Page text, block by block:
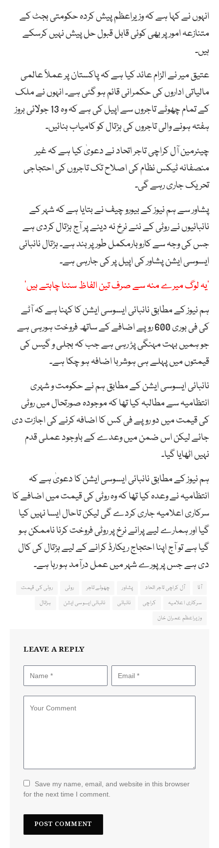
انہوں نے کہا ہے کہ وزیراعظم پیش کردہ حکومتی بجٹ کے
متنازعہ امور پر بھی کوئی قابل قبول حل پیش نہیں کرسکے
ہیں۔
عتیق میر نے الزام عائد کیا ہے کہ پاکستان پر عملاً عالمی
مالیاتی اداروں کی حکمرانی قائم ہو گئی ہے۔ انہوں نے ملک
کے تمام چھوٹے تاجروں سے اپیل کی ہے کہ وہ 13 جولائی بروز
ہفتہ ہونے والی تاجروں کی ہڑتال کو کامیاب بنائیں۔
چیئرمین آل کراچی تاجر اتحاد نے دعویٰ کیا ہے کہ غیر
منصفانہ ٹیکس نظام کی اصلاح تک تاجروں کی احتجاجی
تحریک جاری رہے گی۔
پشاور سے ہم نیوز کے بیورو چیف نے بتایا ہے کہ شہر کے
نانبائیوں نے روٹی کے نئے نرخ نہ دینے پر آج ہڑتال کردی ہے
جس کی وجہ سے کاروبارمکمل طور پر بند ہے۔ ہڑتال نانبائی
ایسوسی ایشن پشاور کی اپیل پر کی جارہی ہے۔
’یہ لوگ میرے منہ سے صرف تین الفاظ سننا چاہتے ہیں‘
ہم نیوز کے مطابق نانبائی ایسوسی ایشن کا کہنا ہے کہ آٹے
کی فی بوری 600 روپے اضافے کے ساتھ فروخت ہورہی ہے
جو ہمیں بہت مہنگی پڑ رہی ہے جب کہ بجلی و گیس کی
قیمتوں میں پہلے ہی ہوشربا اضافہ ہو چکا ہے۔
نانبائی ایسوسی ایشن کے مطابق ہم نے حکومت و شہری
انتظامیہ سے مطالبہ کیا تھا کہ موجودہ صورتحال میں روٹی
کی قیمت میں دو روپے فی کس کا اضافہ کرنے کی اجازت دی
جائے لیکن اس ضمن میں وعدے کے باوجود عملی قدم
نہیں اٹھایا گیا۔
ہم نیوز کے مطابق نانبائی ایسوسی ایشن کا دعویٰ ہے کہ
انتظامیہ نے وعدہ کیا تھا کہ وہ روٹی کی قیمت میں اضافے کا
سرکاری اعلامیہ جاری کردے گی لیکن تاحال ایسا نہیں کیا
گیا اور ہمارے لیے پرانے نرخ پر روٹی فروخت کرنا ناممکن ہو
گیا ہے تو آج اپنا احتجاج ریکارڈ کرانے کے لیے ہڑتال کی کال
دی ہے جس پر پورے شہر میں عمل درآمد ہو رہا ہے۔
آٹا آل کراچی تاجر اتحاد پشاور چھوٹے تاجر روٹی
روٹی کی قیمت
سرکاری اعلامیہ
کراچی نانبائی نانبائی ایسوسی ایشن
ہڑتال
وزیراعظم عمران خان
LEAVE A REPLY
Save my name, email, and website in this browser
for the next time I comment.